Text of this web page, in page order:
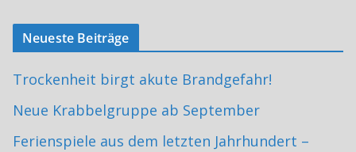
Neueste Beiträge
Trockenheit birgt akute Brandgefahr!
Neue Krabbelgruppe ab September
Ferienspiele aus dem letzten Jahrhundert –